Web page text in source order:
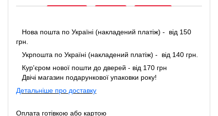
Нова пошта по Україні (накладений платіж) - від 150
грн.
Укрпошта по Україні (накладений платіж) - від 140 грн.
Кур'єром нової пошти до дверей - від 170 грн
Двічі магазин подарункової упаковки року!
Детальніше про доставку
Оплата готівкою або картою